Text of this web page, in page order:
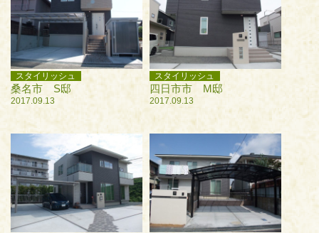
スタイリッシュ
桑名市 S邸
2017.09.13
スタイリッシュ
四日市市 M邸
2017.09.13